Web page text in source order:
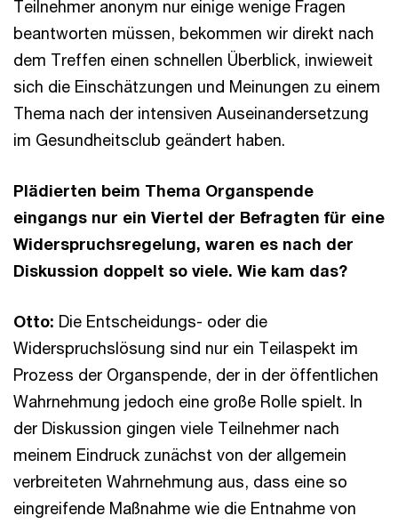
Teilnehmer anonym nur einige wenige Fragen
beantworten müssen, bekommen wir direkt nach
dem Treffen einen schnellen Überblick, inwieweit
sich die Einschätzungen und Meinungen zu einem
Thema nach der intensiven Auseinandersetzung
im Gesundheitsclub geändert haben.
Plädierten beim Thema Organspende
eingangs nur ein Viertel der Befragten für eine
Widerspruchsregelung, waren es nach der
Diskussion doppelt so viele. Wie kam das?
Otto: Die Entscheidungs- oder die
Widerspruchslösung sind nur ein Teilaspekt im
Prozess der Organspende, der in der öffentlichen
Wahrnehmung jedoch eine große Rolle spielt. In
der Diskussion gingen viele Teilnehmer nach
meinem Eindruck zunächst von der allgemein
verbreiteten Wahrnehmung aus, dass eine so
eingreifende Maßnahme wie die Entnahme von